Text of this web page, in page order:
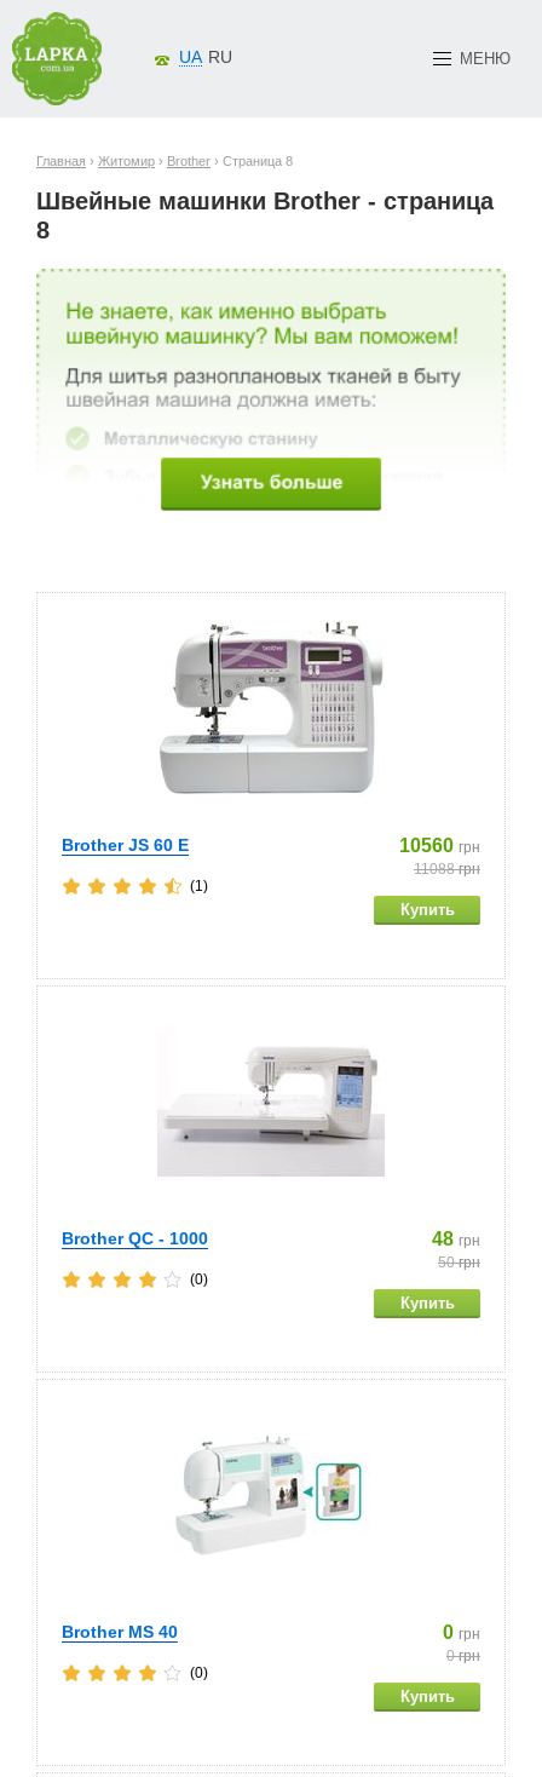
МЕНЮ
UA RU
Главная › Житомир › Brother › Страница 8
Швейные машинки Brother - страница
8
Brother JS 60 E 10560 грн
11088грн
(1)
Brother QC - 1000 48 грн
50грн
(0)
Brother MS 40 0 грн
0грн
(0)